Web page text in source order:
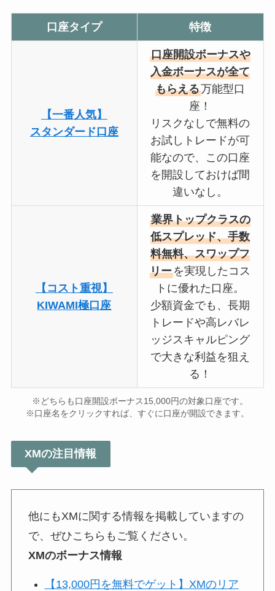
口座タイプ 特徴
【一番人気】
スタンダード口座
口座開設ボーナスや
入金ボーナスが全て
もらえる万能型口
座！
リスクなしで無料の
お試しトレードが可
能なので、この口座
を開設しておけば間
違いなし。
【コスト重視】
KIWAMI極口座
業界トップクラスの
低スプレッド、手数
料無料、スワップフ
リーを実現したコス
トに優れた口座。
少額資金でも、長期
トレードや高レバレ
ッジスキャルピング
で大きな利益を狙え
る！
※どちらも口座開設ボーナス15,000円の対象口座です。
※口座名をクリックすれば、すぐに口座が開設できます。
XMの注目情報
他にもXMに関する情報を掲載していますの
で、ぜひこちらもご覧ください。
XMのボーナス情報
【13,000円を無料でゲット】XMのリア